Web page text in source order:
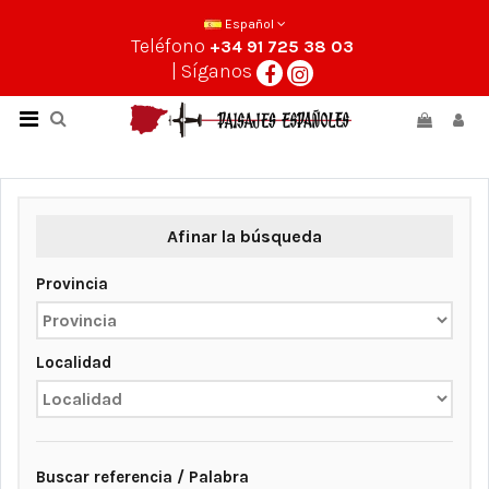
Español
Teléfono +34 91 725 38 03
| Síganos
Afinar la búsqueda
Provincia
Localidad
Buscar referencia / Palabra